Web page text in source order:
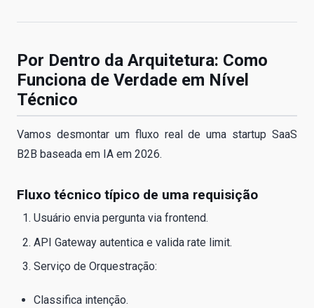
Por Dentro da Arquitetura: Como
Funciona de Verdade em Nível
Técnico
Vamos desmontar um fluxo real de uma startup SaaS
B2B baseada em IA em 2026.
Fluxo técnico típico de uma requisição
Usuário envia pergunta via frontend.
API Gateway autentica e valida rate limit.
Serviço de Orquestração:
Classifica intenção.